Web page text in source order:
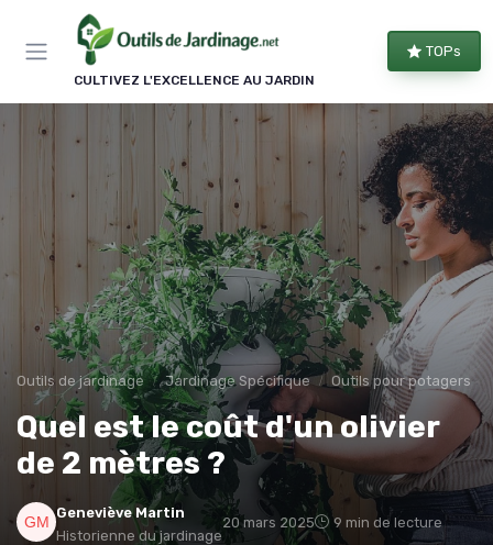
CULTIVEZ L'EXCELLENCE AU JARDIN
TOPs
Outils de jardinage Jardinage Spécifique Outils pour potagers
Quel est le coût d'un olivier
de 2 mètres ?
Geneviève Martin
Historienne du jardinage
20 mars 2025 9 min de lecture
Panneau de gestion des cookies